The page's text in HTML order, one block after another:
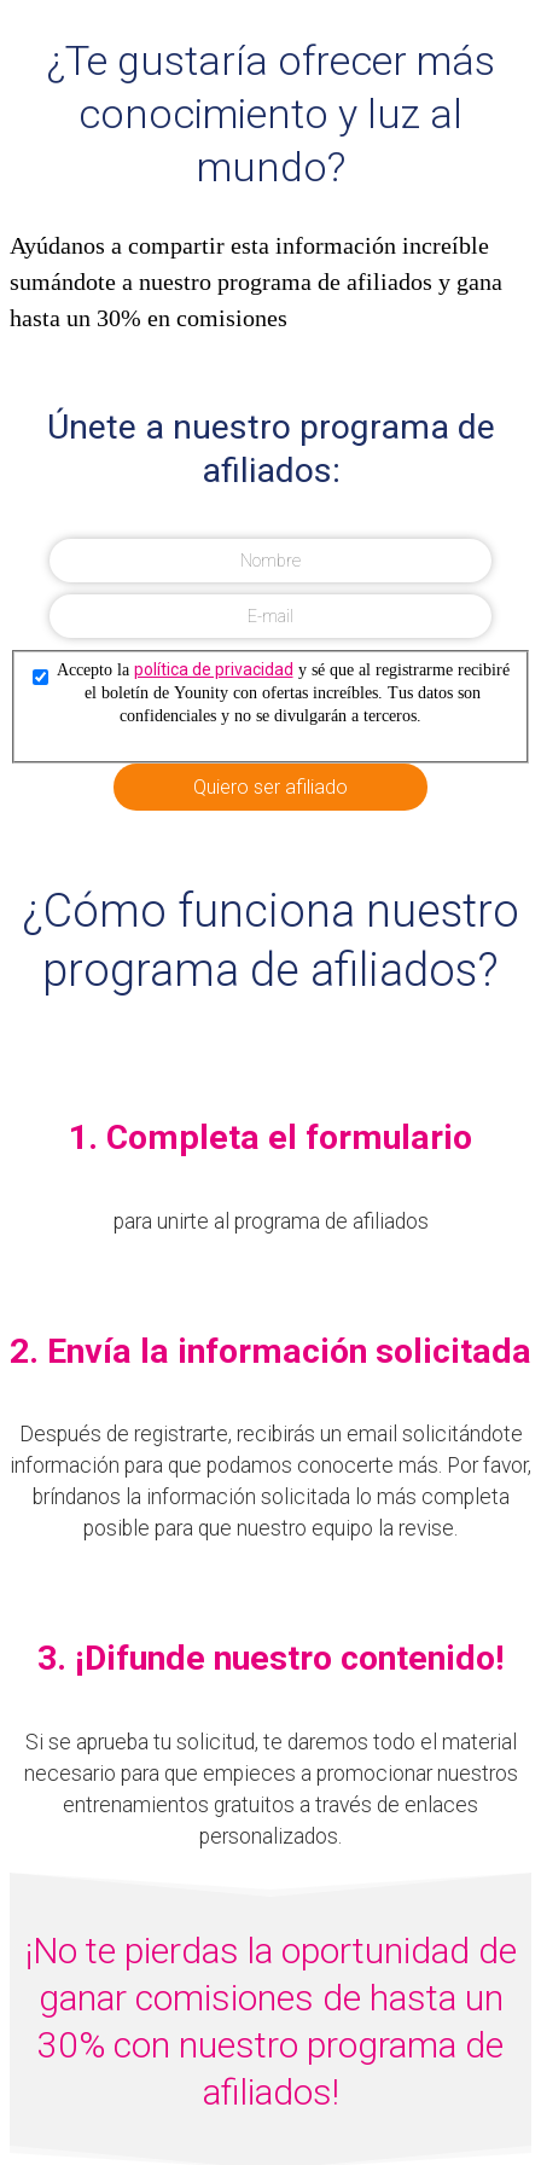
¿Te gustaría ofrecer más
conocimiento y luz al
mundo?
Ayúdanos a compartir esta información increíble
sumándote a nuestro programa de afiliados y gana
hasta un 30% en comisiones
Únete a nuestro programa de
afiliados:
Accepto la política de privacidad y sé que al registrarme recibiré
el boletín de Younity con ofertas increíbles. Tus datos son
confidenciales y no se divulgarán a terceros.
Quiero ser afiliado
¿Cómo funciona nuestro
programa de afiliados?
1. Completa el formulario
para unirte al programa de afiliados
2. Envía la información solicitada
Después de registrarte, recibirás un email solicitándote
información para que podamos conocerte más. Por favor,
bríndanos la información solicitada lo más completa
posible para que nuestro equipo la revise.
3. ¡Difunde nuestro contenido!
Si se aprueba tu solicitud, te daremos todo el material
necesario para que empieces a promocionar nuestros
entrenamientos gratuitos a través de enlaces
personalizados.
¡No te pierdas la oportunidad de
ganar comisiones de hasta un
30% con nuestro programa de
afiliados!